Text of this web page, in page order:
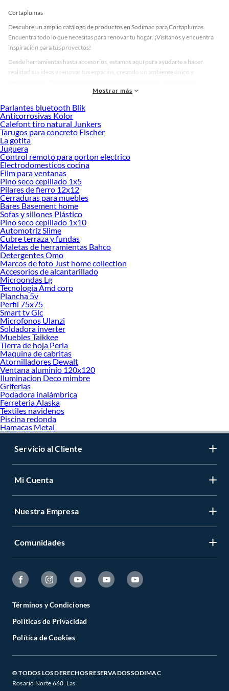
Cortaplumas
Descubre un amplio catálogo de productos en Sodimac para Cortaplumas.
Encuentra todo lo que necesitas para renovar tu hogar. ¡Visítanos y encuentra
inspiración para tus proyectos!
Desde herramientas hasta accesorios, estamos aquí para ayudarte a hacer
realidad tus ideas y renovar tus espacios, creando un ambiente único y
accesorios de calidad que te ayudarán a crear un espacio más tú.
Desde remodelaciones hasta proyectos de decoración, estamos aquí para hacer
tus ideas realidad. ¡Visítanos y encuentra todo lo que tenemos para ofrecerte en
Cortaplumas!
Explora la variedad de productos de Cortaplumas en Sodimac
Herramientas, materiales y accesorios de calidad para tus proyectos y
renovación de espacios. ¡Visítanos y descubre todo lo que tenemos para
ofrecerte!
Encuentra una amplia variedad de productos de Cortaplumas en Sodimac.
Encuentra todo lo necesario para tus proyectos de renovación y decoración.
¡Visítanos y haz tus ideas realidad!
Mostrar más
Parlantes bluetooth Blik
Anticorrosivas Kolor
Calefont tiro natural Junkers
Tarugos para concreto Fischer
La gotita
Juguera
Control remoto para porton electrico
Electrodomesticos cocina
Film para ventanas
Pino seco cepillado 1x5
Pilares de fierro 12x12
Cerraduras para muebles
Bares Basement home
Sofas y sillones Plástico
Pino seco cepillado 1x10
Automotriz Slime
Cubre terraza y fundas
Maletas de herramientas Bahco
Detergentes Omo
Marcos de foto Just home collection
Accesorios de alcantarillado
Microondas Lg
Tecnologia Amd corp
Plancha 5v
Perfil 75x75
Smart tv Glc
Microfonos Ulanzi
Soldadora inverter
Muebles Taikkee
Tierra de hoja Perla
Maquina de cabritas
Atornilladores Dewalt
Ventana aluminio 120x120
Iluminacion Deco mimbre
Griferias
Podadora inalámbrica
Ferreteria Alaska
Textiles navidenos
Piscina redonda
Hamacas Metal
Servicio al Cliente
Mi Cuenta
Nuestra Empresa
Comunidades
Términos y Condiciones
Políticas de Privacidad
Política de Cookies
© TODOS LOS DERECHOS RESERVADOS SODIMAC
Rosario Norte 660. Las